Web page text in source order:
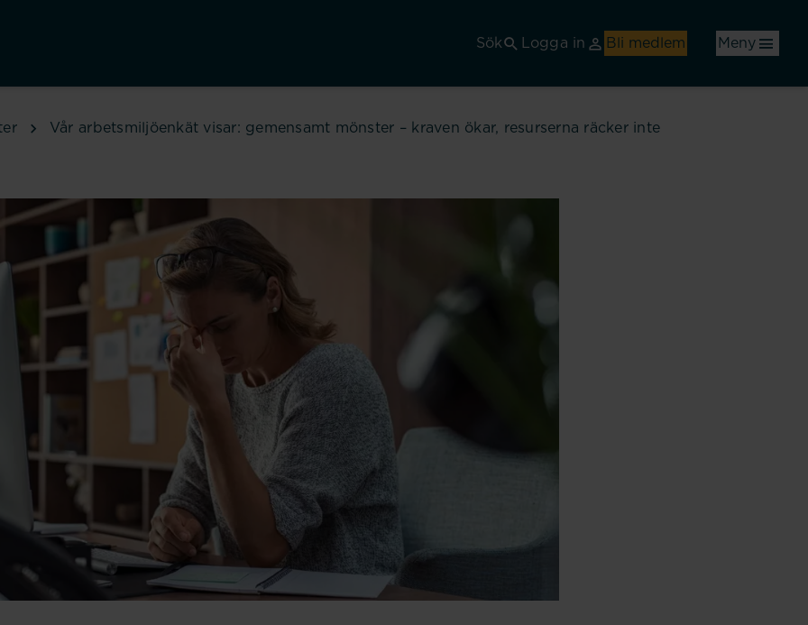
Sök
Logga in Bli medlem Meny
Vår arbetsmiljöenkät visar: gemensamt mönster – kraven ökar, resurserna räcker inte